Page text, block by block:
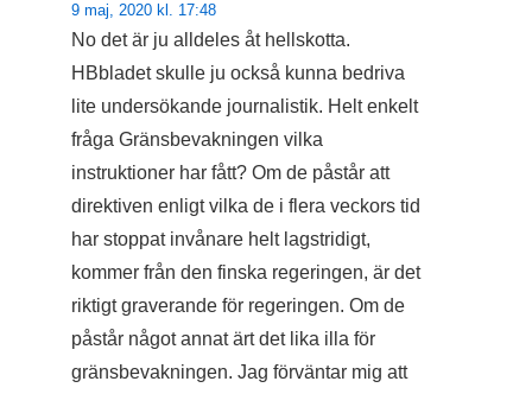
9 maj, 2020 kl. 17:48
No det är ju alldeles åt hellskotta.
HBbladet skulle ju också kunna bedriva
lite undersökande journalistik. Helt enkelt
fråga Gränsbevakningen vilka
instruktioner har fått? Om de påstår att
direktiven enligt vilka de i flera veckors tid
har stoppat invånare helt lagstridigt,
kommer från den finska regeringen, är det
riktigt graverande för regeringen. Om de
påstår något annat ärt det lika illa för
gränsbevakningen. Jag förväntar mig att